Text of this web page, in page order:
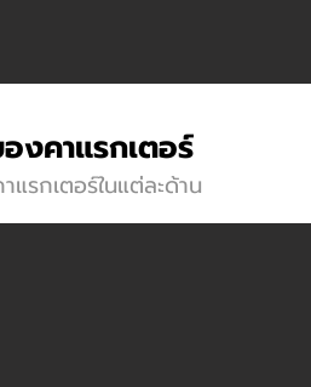
งคาแรกเตอร์
แรกเตอร์ในแต่ละด้าน